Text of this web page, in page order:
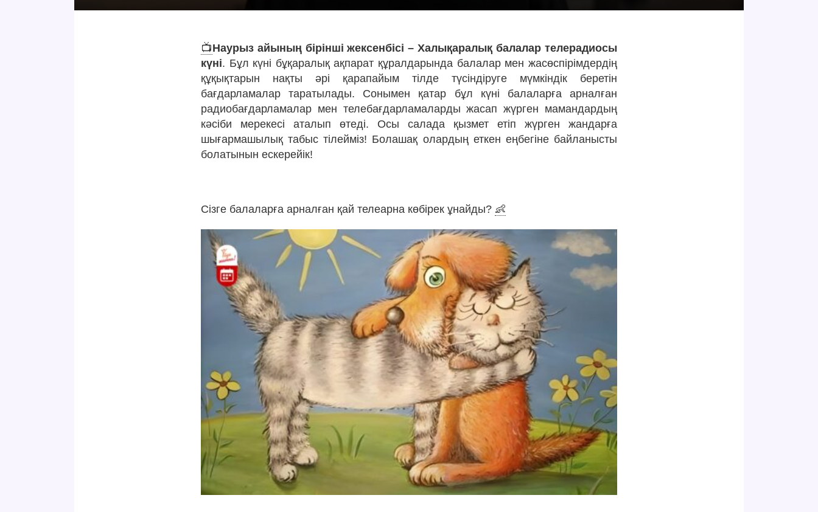
📺Наурыз айының бірінші жексенбісі – Халықаралық балалар телерадиосы
күні. Бұл күні бұқаралық ақпарат құралдарында балалар мен жасөспірімдердің
құқықтарын нақты әрі қарапайым тілде түсіндіруге мүмкіндік беретін
бағдарламалар таратылады. Сонымен қатар бұл күні балаларға арналған
радиобағдарламалар мен телебағдарламаларды жасап жүрген мамандардың
кәсіби мерекесі аталып өтеді. Осы салада қызмет етіп жүрген жандарға
шығармашылық табыс тілейміз! Болашақ олардың еткен еңбегіне байланысты
болатынын ескерейік!
Сізге балаларға арналған қай телеарна көбірек ұнайды? 👶